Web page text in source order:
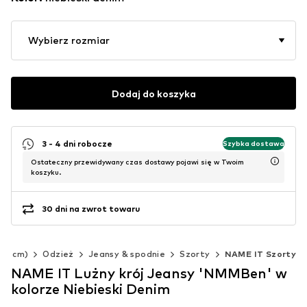
Wybierz rozmiar
Dodaj do koszyka
3 - 4 dni robocze Szybka dostawa
Ostateczny przewidywany czas dostawy pojawi się w Twoim
koszyku.
30 dni na zwrot towaru
cm) Odzież Jeansy & spodnie Szorty NAME IT Szorty
NAME IT Lużny krój Jeansy 'NMMBen' w
kolorze Niebieski Denim